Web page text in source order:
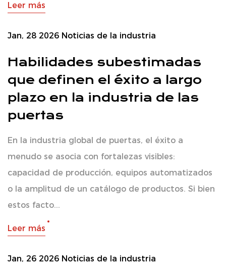
Leer más
Jan, 28 2026 Noticias de la industria
Habilidades subestimadas
que definen el éxito a largo
plazo en la industria de las
puertas
En la industria global de puertas, el éxito a
menudo se asocia con fortalezas visibles:
capacidad de producción, equipos automatizados
o la amplitud de un catálogo de productos. Si bien
estos facto...
Leer más
Jan, 26 2026 Noticias de la industria